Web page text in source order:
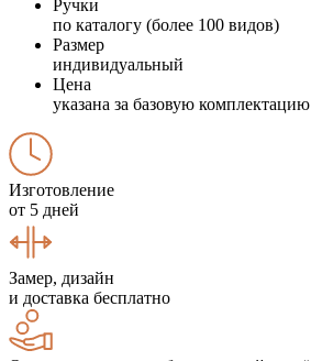
Ручки
по каталогу (более 100 видов)
Размер
индивидуальный
Цена
указана за базовую комплектацию
Изготовление
от 5 дней
Замер, дизайн
и доставка бесплатно